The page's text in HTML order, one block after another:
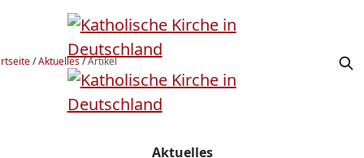
/Aktuelles/Artikel
Aktuelles